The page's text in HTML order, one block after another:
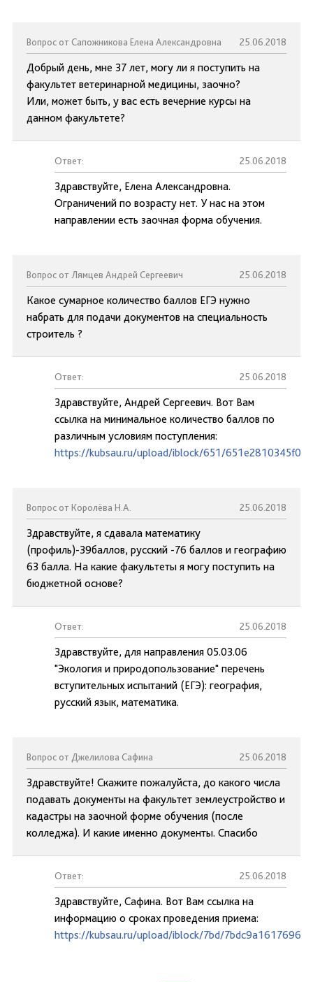
Вопрос от Сапожникова Елена Александровна 25.06.2018
Добрый день, мне 37 лет, могу ли я поступить на
факультет ветеринарной медицины, заочно?
Или, может быть, у вас есть вечерние курсы на
данном факультете?
Ответ: 25.06.2018
Здравствуйте, Елена Александровна.
Ограничений по возрасту нет. У нас на этом
направлении есть заочная форма обучения.
Вопрос от Лямцев Андрей Сергеевич 25.06.2018
Какое сумарное количество баллов ЕГЭ нужно
набрать для подачи документов на специальность
строитель ?
Ответ: 25.06.2018
Здравствуйте, Андрей Сергеевич. Вот Вам
ссылка на минимальное количество баллов по
различным условиям поступления:
https://kubsau.ru/upload/iblock/651/
Вопрос от Королёва Н.А. 25.06.2018
Здравствуйте, я сдавала математику
(профиль)-39баллов, русский -76 баллов и географию
63 балла. На какие факультеты я могу поступить на
бюджетной основе?
Ответ: 25.06.2018
Здравствуйте, для направления 05.03.06
"Экология и природопользование" перечень
вступительных испытаний (ЕГЭ): география,
русский язык, математика.
Вопрос от Джелилова Сафина 25.06.2018
Здравствуйте! Скажите пожалуйста, до какого числа
подавать документы на факультет землеустройство и
кадастры на заочной форме обучения (после
колледжа). И какие именно документы. Спасибо
Ответ: 25.06.2018
Здравствуйте, Сафина. Вот Вам ссылка на
информацию о сроках проведения приема:
https://kubsau.ru/upload/iblock/7bd/